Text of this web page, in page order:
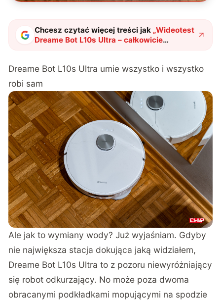
Chcesz czytać więcej treści jak „Wideotest
Dreame Bot L10s Ultra – całkowicie
bezobsługowy odkurzacz ostateczny"?
Dreame Bot L10s Ultra umie wszystko i wszystko
robi sam
Ale jak to wymiany wody? Już wyjaśniam. Gdyby
nie największa stacja dokująca jaką widziałem,
Dreame Bot L10s Ultra to z pozoru niewyróżniający
się robot odkurzający. No może poza dwoma
obracanymi podkładkami mopującymi na spodzie